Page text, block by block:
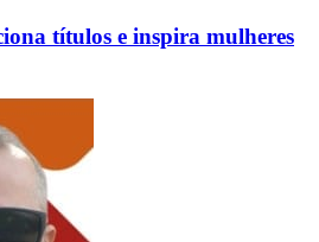
títulos e inspira mulheres